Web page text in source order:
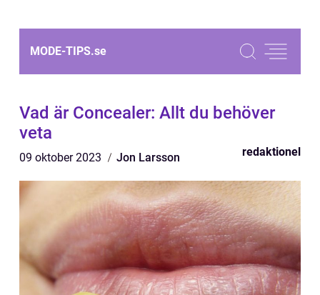
MODE-TIPS.se
Vad är Concealer: Allt du behöver
veta
09 oktober 2023 Jon Larsson redaktionel